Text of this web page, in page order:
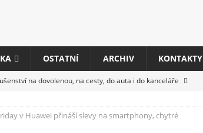
OSTATNÍ ARCHIV KONTAKTY
na dovolenou, na cesty, do auta i do kanceláře
2025 představí nové příslušenství pro hráče,
v Huawei přináší slevy na smartphony, chytré